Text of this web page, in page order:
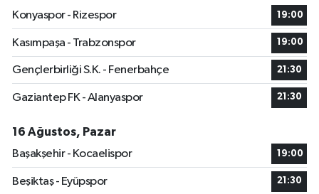
Konyaspor - Rizespor
19:00
Kasımpaşa - Trabzonspor 19:00
Gençlerbirliği S.K. - Fenerbahçe 21:30
Gaziantep FK - Alanyaspor 21:30
16 Ağustos, Pazar
Başakşehir - Kocaelispor
19:00
Beşiktaş - Eyüpspor 21:30